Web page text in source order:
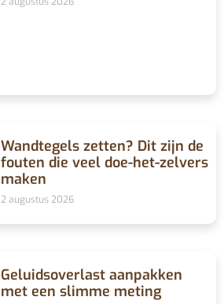
Wandtegels zetten? Dit zijn de
fouten die veel doe-het-zelvers
maken
2 augustus 2026
Geluidsoverlast aanpakken
met een slimme meting